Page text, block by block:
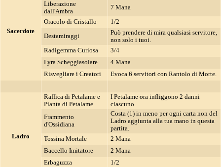
Sacerdote
Liberazione
dall'Ambra
7 Mana
Oracolo di Cristallo 1/2
Destamiraggi
Può prendere di mira qualsiasi servitore,
non solo i tuoi.
Radigemma Curiosa
3/4
Lyra Scheggiasolare
4 Mana
Risvegliare i Creatori
Evoca 6 servitori con Rantolo di Morte.
Ladro
Raffica di Petalame e
Pianta di Petalame
I Petalame ora infliggono 2 danni
ciascuno.
Frammento
d'Ossidiana
Costa (1) in meno per ogni carta non del
Ladro aggiunta alla tua mano in questa
partita.
Tossina Mortale
2 Mana
Baccello Imitatore
2 Mana
Erbaguzza
1/2